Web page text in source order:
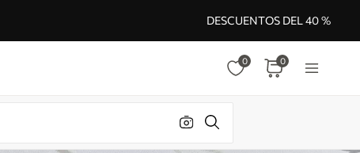
DESCUENTOS DEL 40 %
0 0